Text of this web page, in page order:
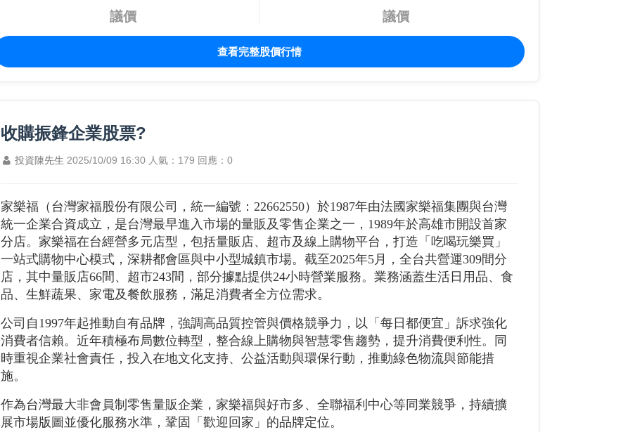
議價 議價
查看完整股價行情
收購振鋒企業股票?
投資陳先生 2025/10/09 16:30 人氣：179 回應：0
家樂福（台灣家福股份有限公司，統一編號：22662550）於1987年由法國家樂福集團與台灣
統一企業合資成立，是台灣最早進入市場的量販及零售企業之一，1989年於高雄市開設首家
分店。家樂福在台經營多元店型，包括量販店、超市及線上購物平台，打造「吃喝玩樂買」
一站式購物中心模式，深耕都會區與中小型城鎮市場。截至2025年5月，全台共營運309間分
店，其中量販店66間、超市243間，部分據點提供24小時營業服務。業務涵蓋生活日用品、食
品、生鮮蔬果、家電及餐飲服務，滿足消費者全方位需求。
公司自1997年起推動自有品牌，強調高品質控管與價格競爭力，以「每日都便宜」訴求強化
消費者信賴。近年積極布局數位轉型，整合線上購物與智慧零售趨勢，提升消費便利性。同
時重視企業社會責任，投入在地文化支持、公益活動與環保行動，推動綠色物流與節能措
施。
作為台灣最大非會員制零售量販企業，家樂福與好市多、全聯福利中心等同業競爭，持續擴
展市場版圖並優化服務水準，鞏固「歡迎回家」的品牌定位。